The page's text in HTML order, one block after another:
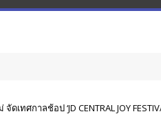
ทศกาลช้อป ‘JD CENTRAL JOY